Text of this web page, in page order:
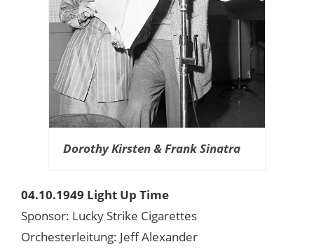
Dorothy Kirsten & Frank Sinatra
04.10.1949 Light Up Time
Sponsor: Lucky Strike Cigarettes
Orchesterleitung: Jeff Alexander